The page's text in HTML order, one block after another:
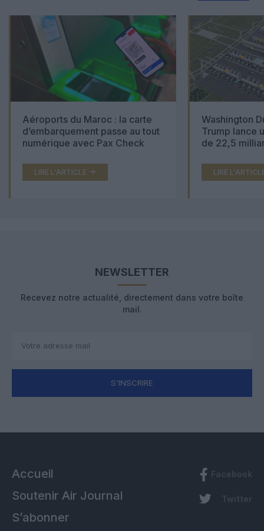
Aéroports du Maroc : la carte
d’embarquement passe au tout
numérique avec Pax Check
LIRE L'ARTICLE
Washington
Trump lance
de 22,5
LIRE
NEWSLETTER
Recevez notre actualité, directement dans votre boîte
mail.
S'INSCRIRE
Accueil
Soutenir Air Journal
S’abonner